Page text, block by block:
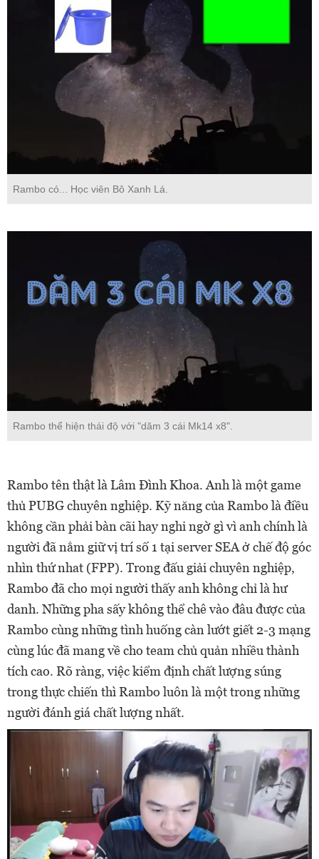
Rambo có... Học viên Bô Xanh Lá.
Rambo thể hiện thái độ với "dăm 3 cái Mk14 x8".
Rambo tên thật là Lâm Đình Khoa. Anh là một game
thủ PUBG chuyên nghiệp. Kỹ năng của Rambo là điều
không cần phải bàn cãi hay nghi ngờ gì vì anh chính là
người đã nắm giữ vị trí số 1 tại server SEA ở chế độ góc
nhìn thứ nhat (FPP). Trong đấu giải chuyên nghiệp,
Rambo đã cho mọi người thấy anh không chỉ là hư
danh. Những pha sấy không thể chê vào đâu được của
Rambo cùng những tình huống càn lướt giết 2-3 mạng
cùng lúc đã mang về cho team chủ quản nhiều thành
tích cao. Rõ ràng, việc kiểm định chất lượng súng
trong thực chiến thì Rambo luôn là một trong những
người đánh giá chất lượng nhất.